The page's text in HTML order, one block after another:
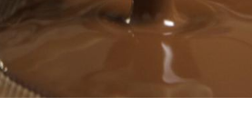
Untermenü
Untermenü